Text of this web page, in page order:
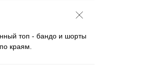
топ - бандо и шорты
краям.